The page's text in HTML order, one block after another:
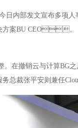
内部发文宣布多项人事
方案BU CEO。
。在撤销云与计算BG之
裁张平安则兼任Cloud